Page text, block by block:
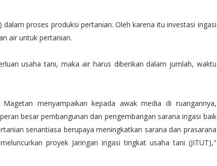
proses produksi pertanian. Oleh karena itu investasi irigasi
air untuk pertanian.
usaha tani, maka air harus diberikan dalam jumlah, waktu
menyampaikan kepada awak media di ruangannya,
besar pembangunan dan pengembangan sarana irigasi baik
senantiasa berupaya meningkatkan sarana dan prasarana
proyek Jaringan irigasi tingkat usaha tani (JITUT),"